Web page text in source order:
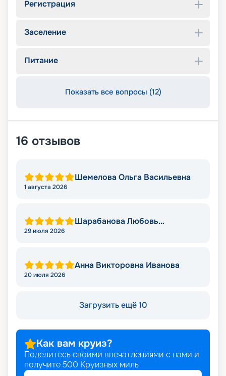
Регистрация
Заселение
Питание
Показать все вопросы (12)
16 отзывов
Шемелова Ольга Васильевна
1 августа 2026
Шарабанова Любовь
29 июля 2026
Анна Викторовна Иванова
20 июля 2026
Загрузить ещё 10
Как вам круиз?
Поделитесь своими впечатлениями с нами и
получите 500 Круизных миль